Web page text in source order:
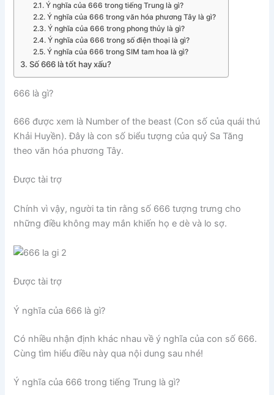
Ý nghĩa của 666 trong tiếng Trung là gì?
Ý nghĩa của 666 trong văn hóa phương Tây là gì?
Ý nghĩa của 666 trong phong thủy là gì?
Ý nghĩa của 666 trong số điện thoại là gì?
Ý nghĩa của 666 trong SIM tam hoa là gì?
Số 666 là tốt hay xấu?
666 là gì?
666 được xem là Number of the beast (Con số của quái thú
Khải Huyền). Đây là con số biểu tượng của quỷ Sa Tăng
theo văn hóa phương Tây.
Được tài trợ
Chính vì vậy, người ta tin rằng số 666 tượng trưng cho
những điều không may mắn khiến họ e dè và lo sợ.
Được tài trợ
Ý nghĩa của 666 là gì?
Có nhiều nhận định khác nhau về ý nghĩa của con số 666.
Cùng tìm hiểu điều này qua nội dung sau nhé!
Ý nghĩa của 666 trong tiếng Trung là gì?